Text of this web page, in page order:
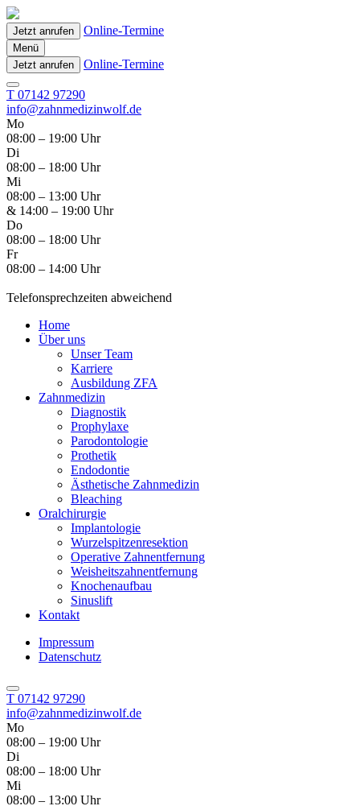
Jetzt anrufen Online-Termine
Menü
Jetzt anrufen
Online-Termine
T 07142 97290
info@zahnmedizinwolf.de
Mo
08:00 – 19:00 Uhr
Di
08:00 – 18:00 Uhr
Mi
08:00 – 13:00 Uhr
& 14:00 – 19:00 Uhr
Do
08:00 – 18:00 Uhr
Fr
08:00 – 14:00 Uhr
Telefonsprechzeiten abweichend
Home
Über uns
Unser Team
Karriere
Ausbildung ZFA
Zahnmedizin
Diagnostik
Prophylaxe
Parodontologie
Prothetik
Endodontie
Ästhetische Zahnmedizin
Bleaching
Oralchirurgie
Implantologie
Wurzelspitzenresektion
Operative Zahnentfernung
Weisheitszahnentfernung
Knochenaufbau
Sinuslift
Kontakt
Impressum
Datenschutz
T 07142 97290
info@zahnmedizinwolf.de
Mo
08:00 – 19:00 Uhr
Di
08:00 – 18:00 Uhr
Mi
08:00 – 13:00 Uhr